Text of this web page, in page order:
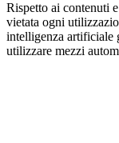
Rispetto ai contenuti
vietata ogni
intelligenza artificiale
utilizzare mezzi